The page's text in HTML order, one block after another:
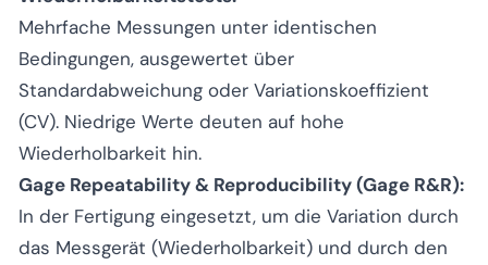
Mehrfache Messungen unter identischen
Bedingungen, ausgewertet über
Standardabweichung oder Variationskoeffizient
(CV). Niedrige Werte deuten auf hohe
Wiederholbarkeit hin.
Gage Repeatability & Reproducibility (Gage R&R):
In der Fertigung eingesetzt, um die Variation durch
das Messgerät (Wiederholbarkeit) und durch den